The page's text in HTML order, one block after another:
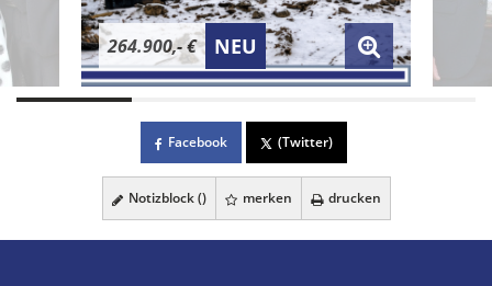
264.900,- € NEU
Facebook (Twitter)
Notizblock () merken drucken